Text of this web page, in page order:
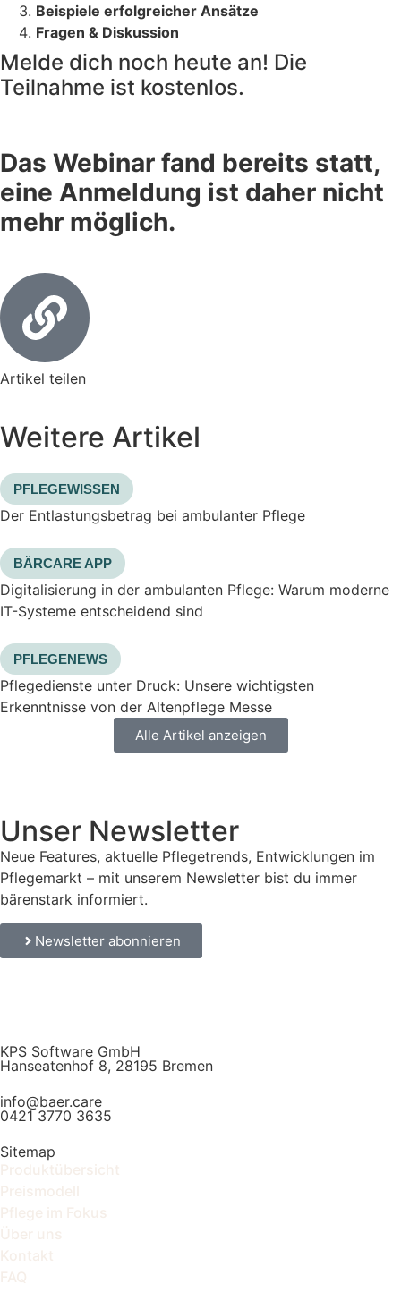
Beispiele erfolgreicher Ansätze
Fragen & Diskussion
Melde dich noch heute an! Die
Teilnahme ist kostenlos.
Das Webinar fand bereits statt,
eine Anmeldung ist daher nicht
mehr möglich.
Artikel teilen
Weitere Artikel
PFLEGEWISSEN
Der Entlastungsbetrag bei ambulanter Pflege
BÄRCARE APP
Digitalisierung in der ambulanten Pflege: Warum moderne
IT-Systeme entscheidend sind
PFLEGENEWS
Pflegedienste unter Druck: Unsere wichtigsten
Erkenntnisse von der Altenpflege Messe
Alle Artikel anzeigen
Unser Newsletter
Neue Features, aktuelle Pflegetrends, Entwicklungen im
Pflegemarkt – mit unserem Newsletter bist du immer
bärenstark informiert.
Newsletter abonnieren
KPS Software GmbH
Hanseatenhof 8, 28195 Bremen
info@baer.care
0421 3770 3635
Sitemap